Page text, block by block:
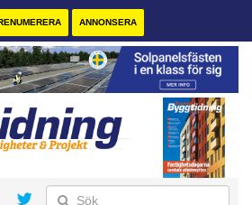
ANNONSERA